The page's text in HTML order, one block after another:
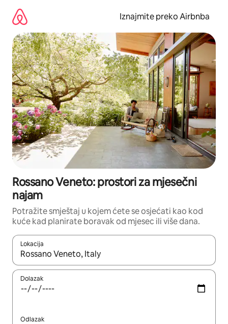
sadržaj
Iznajmite preko Airbnba
Rossano Veneto: prostori za mjesečni
najam
Potražite smještaj u kojem ćete se osjećati kao kod
kuće kad planirate boravak od mjesec ili više dana.
Lokacija
Kada budu dostupni rezultati, moći ćete ih pregledati
Dolazak
Odlazak